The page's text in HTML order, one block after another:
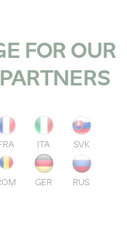
FOR OUR
FRA ITA SVK
GER RUS